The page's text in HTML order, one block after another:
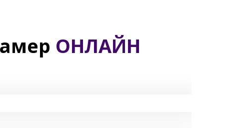
ОНЛАЙН